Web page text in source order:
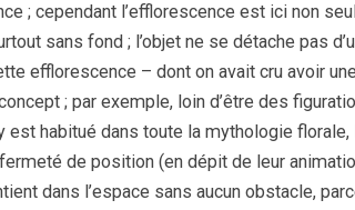
; cependant l’efflorescence est ici non
sans fond ; l’objet ne se détache pas
efflorescence – dont on avait cru avoir
; par exemple, loin d’être des
est habitué dans toute la mythologie
de position (en dépit de leur
dans l’espace sans aucun obstacle,